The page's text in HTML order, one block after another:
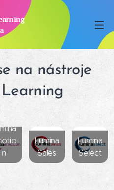
na nástroje
n
Lumina
Sales
Lumina
Select